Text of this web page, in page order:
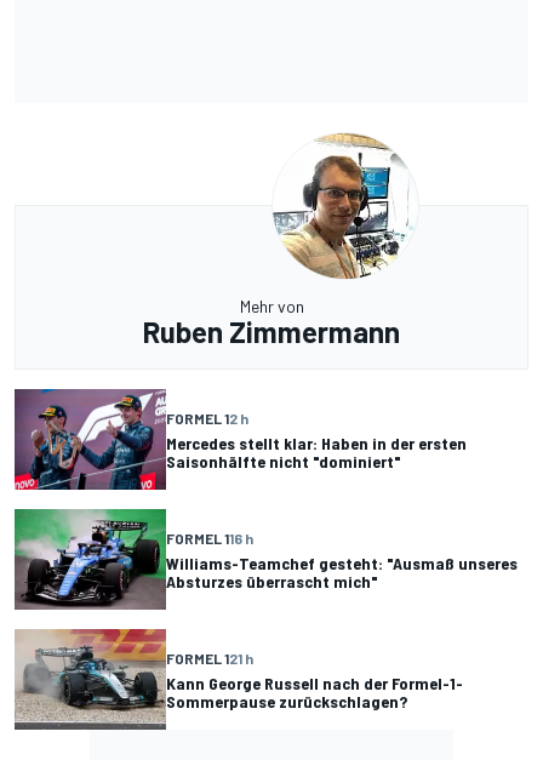
Mehr von
Ruben Zimmermann
FORMEL 12 h
Mercedes stellt klar: Haben in der ersten
Saisonhälfte nicht "dominiert"
FORMEL 116 h
Williams-Teamchef gesteht: "Ausmaß unseres
Absturzes überrascht mich"
FORMEL 121 h
Kann George Russell nach der Formel-1-
Sommerpause zurückschlagen?